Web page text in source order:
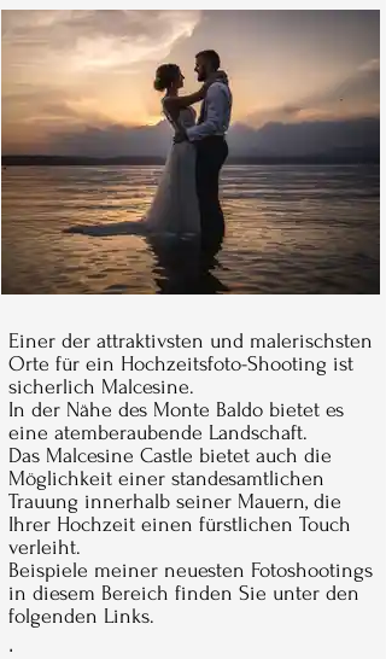
Einer der attraktivsten und malerischsten
Orte für ein Hochzeitsfoto-Shooting ist
sicherlich Malcesine.
In der Nähe des Monte Baldo bietet es
eine atemberaubende Landschaft.
Das Malcesine Castle bietet auch die
Möglichkeit einer standesamtlichen
Trauung innerhalb seiner Mauern, die
Ihrer Hochzeit einen fürstlichen Touch
verleiht.
Beispiele meiner neuesten Fotoshootings
in diesem Bereich finden Sie unter den
folgenden Links.
.